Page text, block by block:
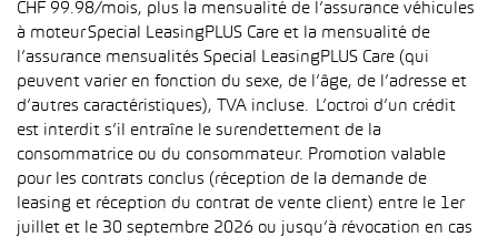
CHF 99.98/mois, plus la mensualité de l’assurance véhicules
à moteur Special LeasingPLUS Care et la mensualité de
l’assurance mensualités Special LeasingPLUS Care (qui
peuvent varier en fonction du sexe, de l’âge, de l’adresse et
d’autres caractéristiques), TVA incluse. L’octroi d’un crédit
est interdit s’il entraîne le surendettement de la
consommatrice ou du consommateur. Promotion valable
pour les contrats conclus (réception de la demande de
leasing et réception du contrat de vente client) entre le 1er
juillet et le 30 septembre 2026 ou jusqu’à révocation en cas